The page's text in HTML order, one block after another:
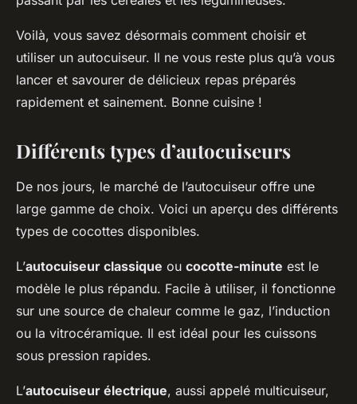
Voilà, vous savez désormais comment choisir et
utiliser un autocuiseur. Il ne vous reste plus qu’à vous
lancer et savourer de délicieux repas préparés
rapidement et sainement. Bonne cuisine !
Différents types d’autocuiseurs
De nos jours, le marché de l’autocuiseur offre une
large gamme de choix. Voici un aperçu des différents
types de cocottes disponibles.
L’autocuiseur classique ou cocotte-minute est le
modèle le plus répandu. Facile à utiliser, il fonctionne
sur une source de chaleur comme le gaz, l’induction
ou la vitrocéramique. Il est idéal pour les cuissons
sous pression rapides.
L’autocuiseur électrique, aussi appelé multicuiseur,